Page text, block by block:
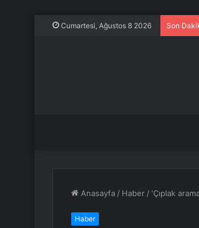
Cumartesi, Ağustos 8 2026 Son
Anasayfa / Haber /‘Çıplak
Haber